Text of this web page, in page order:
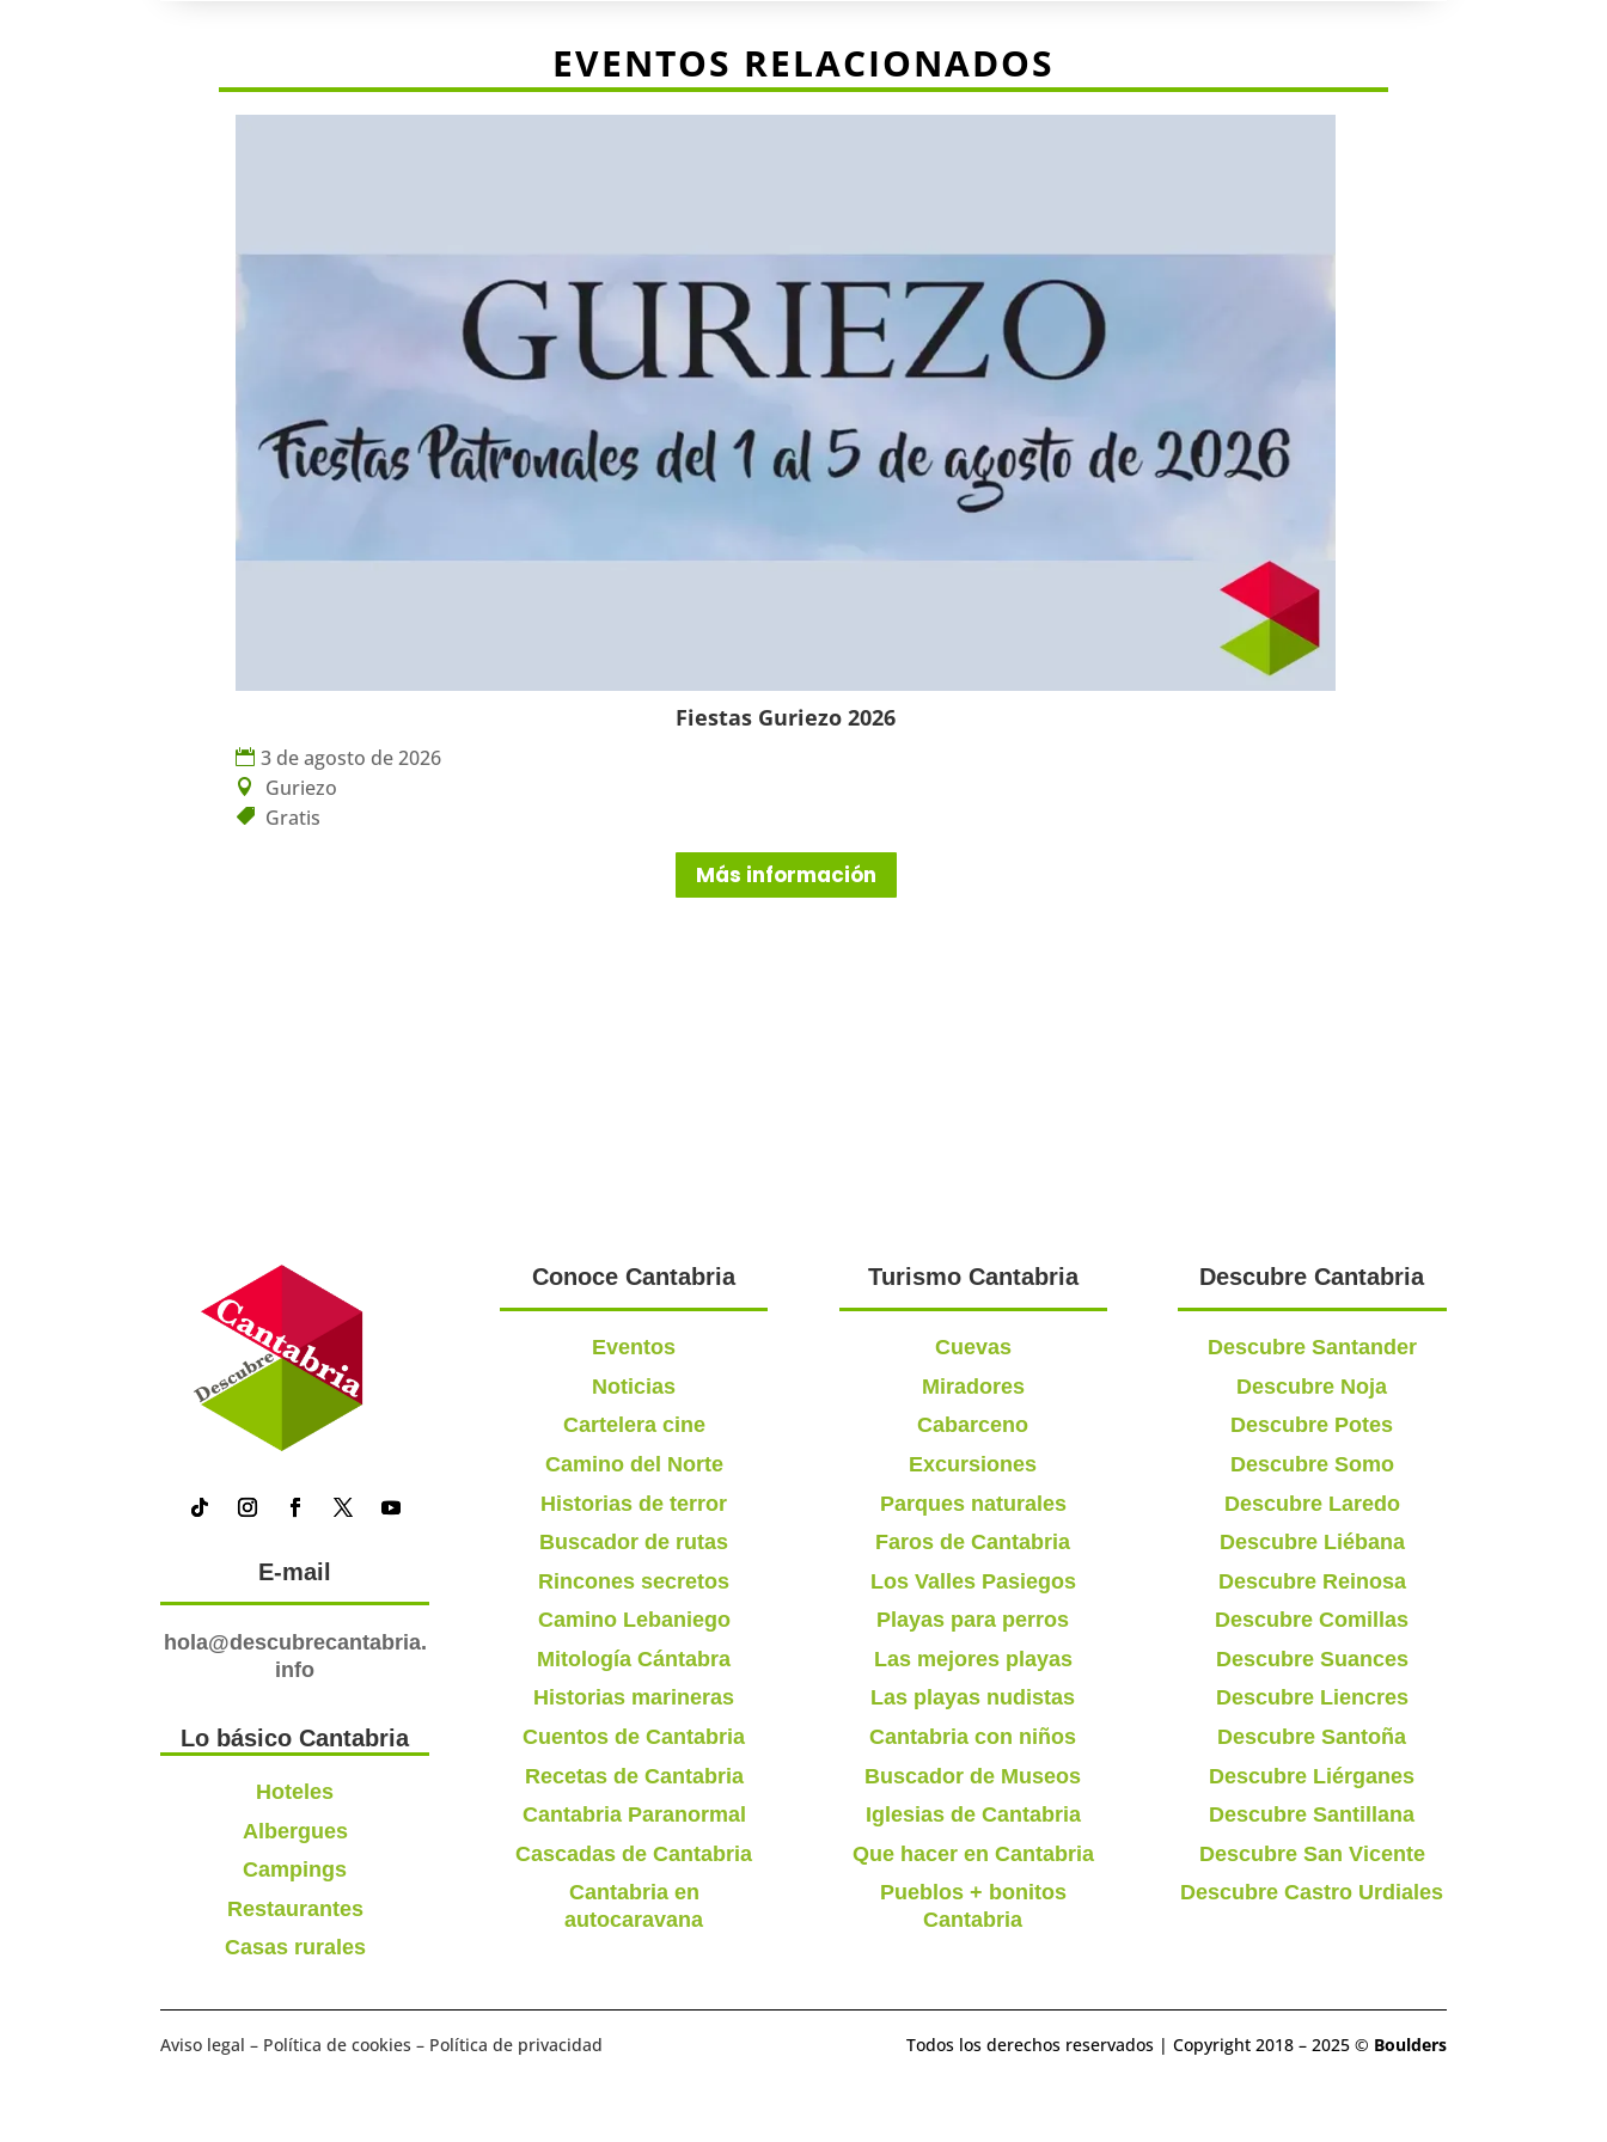
EVENTOS RELACIONADOS
Fiestas Guriezo 2026
3 de agosto de 2026
Guriezo
Gratis
Más información
E-mail
hola@descubrecantabria.
info
Lo básico Cantabria
Hoteles
Albergues
Campings
Restaurantes
Casas rurales
Conoce Cantabria
Eventos
Noticias
Cartelera cine
Camino del Norte
Historias de terror
Buscador de rutas
Rincones secretos
Camino Lebaniego
Mitología Cántabra
Historias marineras
Cuentos de Cantabria
Recetas de Cantabria
Cantabria Paranormal
Cascadas de Cantabria
Cantabria en
autocaravana
Turismo Cantabria
Cuevas
Miradores
Cabarceno
Excursiones
Parques naturales
Faros de Cantabria
Los Valles Pasiegos
Playas para perros
Las mejores playas
Las playas nudistas
Cantabria con niños
Buscador de Museos
Iglesias de Cantabria
Que hacer en Cantabria
Pueblos + bonitos
Cantabria
Descubre Cantabria
Descubre Santander
Descubre Noja
Descubre Potes
Descubre Somo
Descubre Laredo
Descubre Liébana
Descubre Reinosa
Descubre Comillas
Descubre Suances
Descubre Liencres
Descubre Santoña
Descubre Liérganes
Descubre Santillana
Descubre San Vicente
Descubre Castro Urdiales
Aviso legal – Política de cookies – Política de privacidad Todos los derechos reservados | Copyright 2018 – 2025 © Boulders